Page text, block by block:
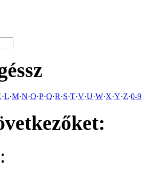
·L·M·N·O·P·Q·R·S·T·V·U·W·X·Y·Z·0-9